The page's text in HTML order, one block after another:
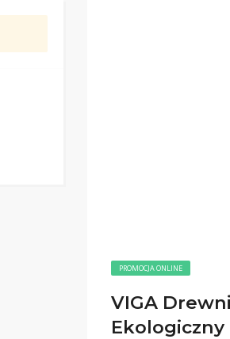
PROMOCJA ONLINE
VIGA
Ekologiczny